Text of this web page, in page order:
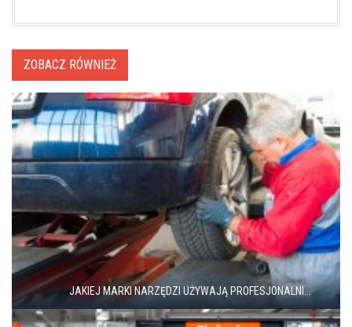
ZOBACZ RÓWNIEŻ
JAKIEJ MARKI NARZĘDZI UŻYWAJĄ PROFESJONALNI...